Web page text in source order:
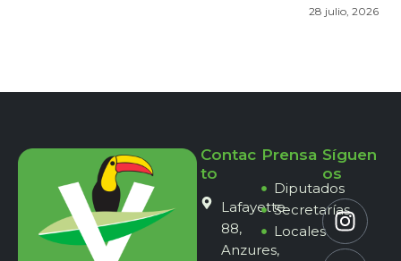
28 julio, 2026
Contac
to
Lafayette
88,
Anzures,
Prensa
Diputados
Secretarías
Locales
Síguen
os